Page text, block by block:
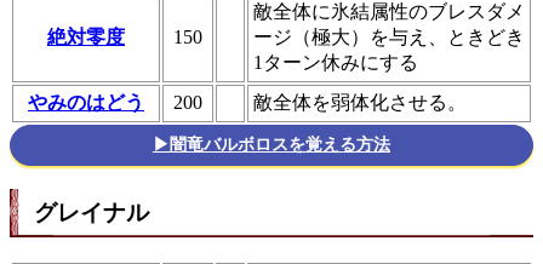
絶対零度 150
敵全体に氷結属性のブレスダメ
ージ（極大）を与え、ときどき
1ターン休みにする
やみのはどう
200 敵全体を弱体化させる。
▶闇竜バルボロスを覚える方法
グレイナル